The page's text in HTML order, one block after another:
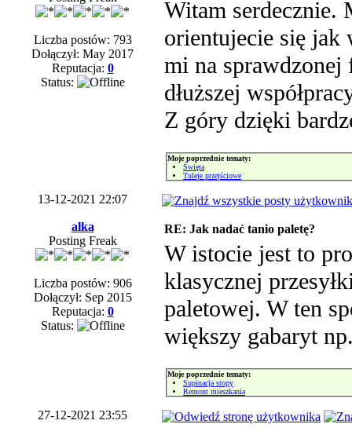
Liczba postów: 793
Dołączył: May 2017
Reputacja: 0
Status:
Witam serdecznie.
orientujecie się jak
mi na sprawdzonej
dłuższej
Z góry dzięki
Moje poprzednie tematy:
Święta
Tuleje przejściowe
13-12-2021 22:07
alka
Posting Freak
Liczba postów: 906
Dołączył: Sep 2015
Reputacja: 0
Status:
RE: Jak nadać tanio paletę?
W istocie jest to
klasycznej
paletowej. W ten
większy gabaryt
Moje poprzednie tematy:
Supinacja stopy
Remont mieszkania
27-12-2021 23:55